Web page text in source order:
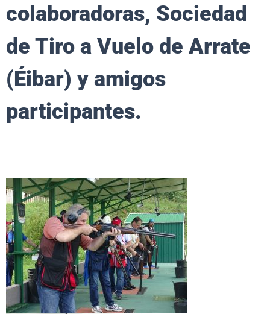
colaboradoras, Sociedad
de Tiro a Vuelo de Arrate
(Éibar) y amigos
participantes.